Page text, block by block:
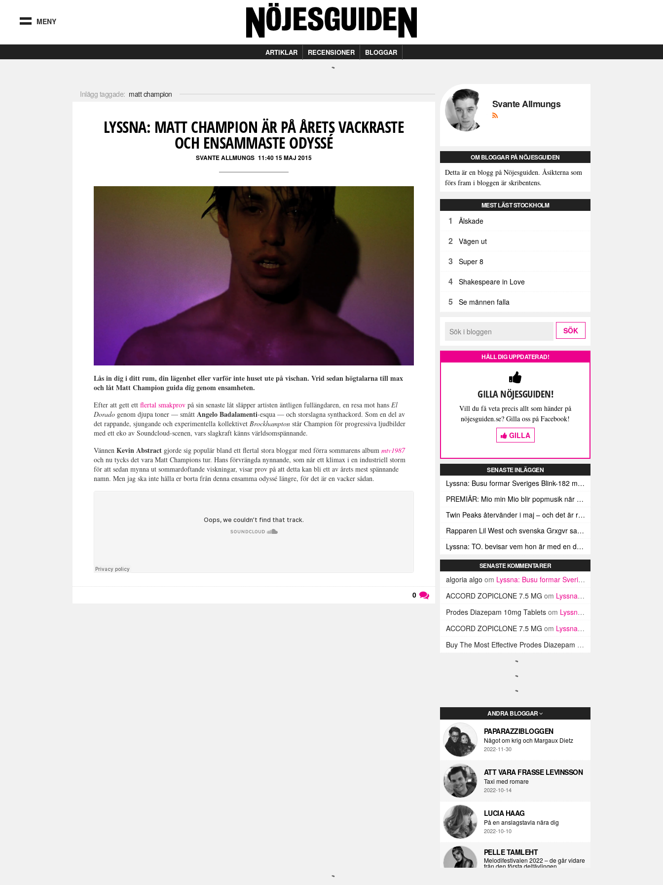
MENY
ARTIKLAR RECENSIONER BLOGGAR
Inlägg taggade: matt champion
LYSSNA: MATT CHAMPION ÄR PÅ ÅRETS VACKRASTE
OCH ENSAMMASTE ODYSSÉ
SVANTE ALLMUNGS 11:40 15 MAJ 2015
Lås in dig i ditt rum, din lägenhet eller varför inte huset ute på vischan. Vrid sedan högtalarna till max
och låt Matt Champion guida dig genom ensamheten.
Efter att gett ettflertal smakprov på sin senaste låt släpper artisten äntligen fullängdaren, en resa mot hans El
Dorado genom djupa toner — småttAngelo Badalamenti-esqua — och storslagna synthackord. Som en del av
det rappande, sjungande och experimentella kollektivetBrockhampton står Champion för progressiva ljudbilder
med ett eko av Soundcloud-scenen, vars slagkraft känns världsomspännande.
VännenKevin Abstract gjorde sig populär bland ett flertal stora bloggar med förra sommarens albummtv1987
och nu tycks det vara Matt Champions tur. Hans förvrängda nynnande, som når ett klimax i en industriell storm
för att sedan mynna ut sommardoftande viskningar, visar prov på att detta kan bli ett av årets mest spännande
namn. Men jag ska inte hålla er borta från denna ensamma odyssé längre, för det är en vacker sådan.
0
Svante Allmungs
OM BLOGGAR PÅ NÖJESGUIDEN
Detta är en blogg på Nöjesguiden. Åsikterna som
förs fram i bloggen är skribentens.
MEST LÄST STOCKHOLM
1 Älskade
2 Vägen ut
3 Super 8
4 Shakespeare in Love
5 Se männen falla
HÅLL DIG UPPDATERAD!
GILLA NÖJESGUIDEN!
Vill du få veta precis allt som händer på
nöjesguiden.se? Gilla oss på Facebook!
GILLA
SENASTE INLÄGGEN
Lyssna: Busu formar Sveriges Blink-182 med sin nya pop-punk-rap-låt
PREMIÄR: Mio min Mio blir popmusik när Ungdom släpper sin debutvideo
Twin Peaks återvänder i maj – och det är rena heroinet enligt Showtimes boss
Rapparen Lil West och svenska Grxgvr samarbetar på den egensinniga bangern Lie To You
Lyssna: TO. bevisar vem hon är med en debut gjord för framtiden
SENASTE KOMMENTARER
algoria algo om Lyssna: Busu formar Sveriges Blink-182 med sin nya pop-punk-rap-låt
ACCORD ZOPICLONE 7.5 MG om Lyssna: Busu formar Sveriges Blink-182 med sin nya pop-punk-rap-låt
Prodes Diazepam 10mg Tablets om Lyssna: Busu formar Sveriges Blink-182 med sin nya pop-punk-rap-låt
ACCORD ZOPICLONE 7.5 MG om Lyssna: Busu formar Sveriges Blink-182 med sin nya pop-punk-rap-låt
Buy The Most Effective Prodes Diazepam Tablets In UK
ANDRA BLOGGAR
PAPARAZZIBLOGGEN
Något om krig och Margaux Dietz
2022-11-30
ATT VARA FRASSE LEVINSSON
Taxi med romare
2022-10-14
LUCIA HAAG
På en anslagstavla nära dig
2022-10-10
PELLE TAMLEHT
Melodifestivalen 2022 – de går vidare
från den första deltävlingen